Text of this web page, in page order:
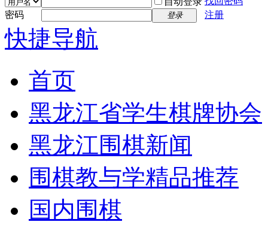
密码
登录 注册
快捷导航
首页
黑龙江省学生棋牌协会
黑龙江围棋新闻
围棋教与学精品推荐
国内围棋